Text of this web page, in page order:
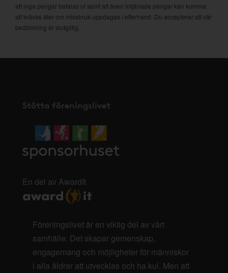
att inga pengar betalas ut samt att även intjänade pengar kan komma
att krävas åter om missbruk uppdagas i efterhand. Du accepterar att vår
bedömning är slutgiltig.
Stötta föreningslivet
En del av AwardIt
Föreningslivet är en viktig del av vårt
samhälle. Det skapar gemenskap,
engagemang och möjligheter för människor
i alla åldrar att utvecklas och ha kul. Men att